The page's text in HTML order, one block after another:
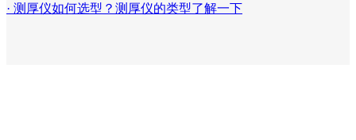
· 测厚仪如何选型？测厚仪的类型了解一下